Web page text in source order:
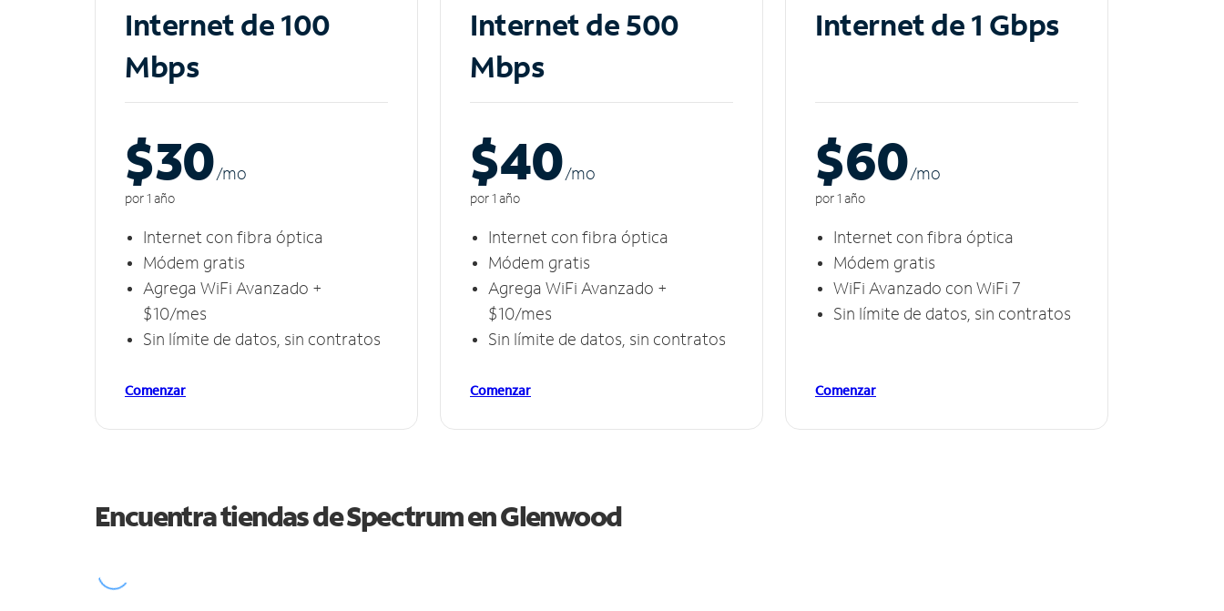
Internet de 100
Mbps
$30/mo
por 1 año
Internet con fibra óptica
Módem gratis
Agrega WiFi Avanzado +
$10/mes
Sin límite de datos, sin contratos
Comenzar
Internet de 500
Mbps
$40/mo
por 1 año
Internet con fibra óptica
Módem gratis
Agrega WiFi Avanzado +
$10/mes
Sin límite de datos, sin contratos
Comenzar
Internet de 1 Gbps
$60/mo
por 1 año
Internet con fibra óptica
Módem gratis
WiFi Avanzado con WiFi 7
Sin límite de datos, sin contratos
Comenzar
Encuentra tiendas de Spectrum enGlenwood